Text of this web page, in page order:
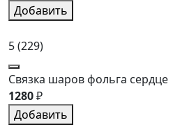
Добавить
5(229)
Связка шаров фольга сердце
1280₽
Добавить